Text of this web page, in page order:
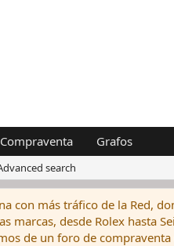
Compraventa Grafos
search
con más tráfico de la Red,
marcas, desde Rolex hasta
de un foro de